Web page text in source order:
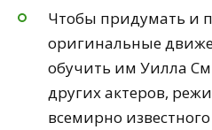
Чтобы придумать и
оригинальные
обучить им Уилла
других актеров,
всемирно